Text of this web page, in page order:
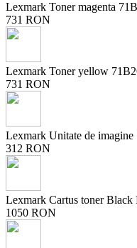
Lexmark Toner magenta
731 RON
Lexmark Toner yellow
731 RON
Lexmark Unitate de
312 RON
Lexmark Cartus toner Black
1050 RON